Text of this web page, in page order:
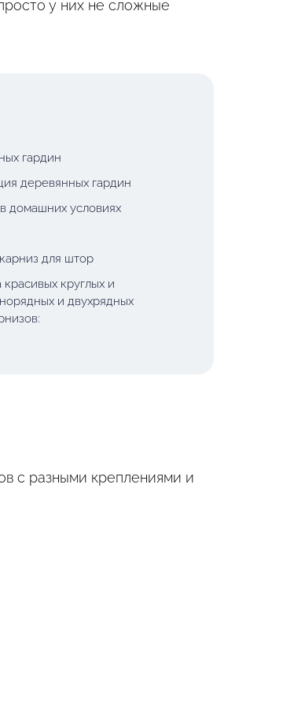
у них не сложные
гардин
деревянных гардин
домашних условиях
для штор
круглых и
и двухрядных
с разными креплениями и